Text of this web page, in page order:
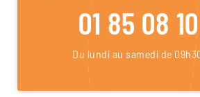
01 85 08
Du lundi au samedi de